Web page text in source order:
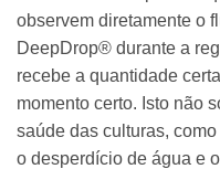
observem diretamente o
DeepDrop® durante a
recebe a quantidade
momento certo. Isto não
saúde das culturas,
o desperdício de água e